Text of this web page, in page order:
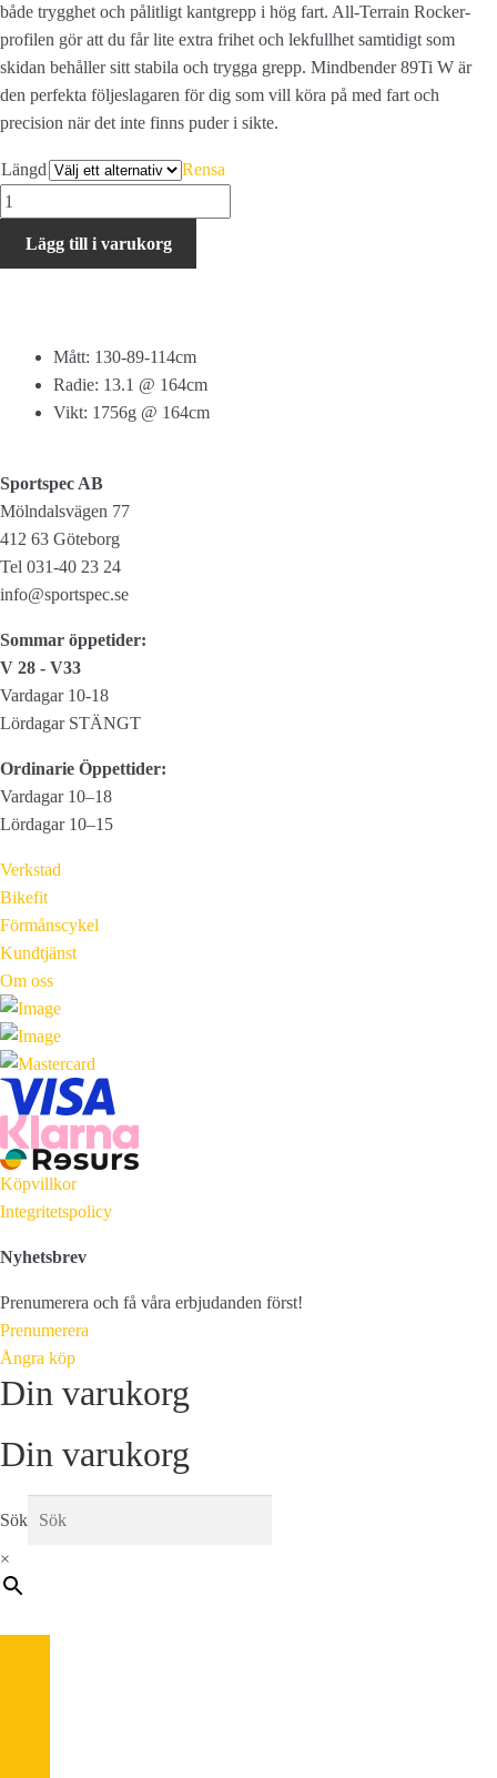
både trygghet och pålitligt kantgrepp i hög fart. All-Terrain Rocker-
profilen gör att du får lite extra frihet och lekfullhet samtidigt som
skidan behåller sitt stabila och trygga grepp. Mindbender 89Ti W är
den perfekta följeslagaren för dig som vill köra på med fart och
precision när det inte finns puder i sikte.
Längd
Rensa
K2
Mindbender
89TiLägg till i varukorg
Mått: 130-89-114cm
Radie: 13.1 @ 164cm
Vikt: 1756g @ 164cm
Sportspec AB
Mölndalsvägen 77
412 63 Göteborg
Tel 031-40 23 24
info@sportspec.se
Sommar öppetider:
V 28 - V33
Vardagar 10-18
Lördagar STÄNGT
Ordinarie Öppettider:
Vardagar 10–18
Lördagar 10–15
Verkstad
Bikefit
Förmånscykel
Kundtjänst
Om oss
Köpvillkor
Integritetspolicy
Nyhetsbrev
Prenumerera och få våra erbjudanden först!
Prenumerera
Ångra köp
Din varukorg
Din varukorg
Sök
×